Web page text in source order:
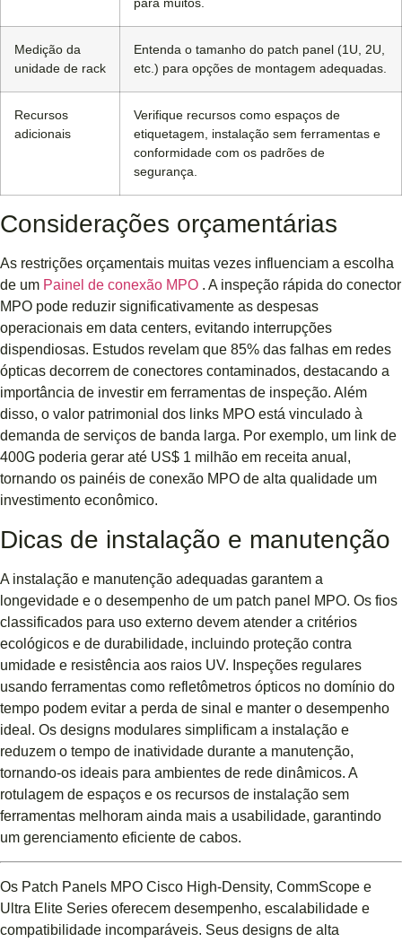
para muitos.
Medição da
unidade de rack
Entenda o tamanho do patch panel (1U, 2U,
etc.) para opções de montagem adequadas.
Recursos
adicionais
Verifique recursos como espaços de
etiquetagem, instalação sem ferramentas e
conformidade com os padrões de
segurança.
Considerações orçamentárias
As restrições orçamentais muitas vezes influenciam a escolha
de um Painel de conexão MPO . A inspeção rápida do conector
MPO pode reduzir significativamente as despesas
operacionais em data centers, evitando interrupções
dispendiosas. Estudos revelam que 85% das falhas em redes
ópticas decorrem de conectores contaminados, destacando a
importância de investir em ferramentas de inspeção. Além
disso, o valor patrimonial dos links MPO está vinculado à
demanda de serviços de banda larga. Por exemplo, um link de
400G poderia gerar até US$ 1 milhão em receita anual,
tornando os painéis de conexão MPO de alta qualidade um
investimento econômico.
Dicas de instalação e manutenção
A instalação e manutenção adequadas garantem a
longevidade e o desempenho de um patch panel MPO. Os fios
classificados para uso externo devem atender a critérios
ecológicos e de durabilidade, incluindo proteção contra
umidade e resistência aos raios UV. Inspeções regulares
usando ferramentas como refletômetros ópticos no domínio do
tempo podem evitar a perda de sinal e manter o desempenho
ideal. Os designs modulares simplificam a instalação e
reduzem o tempo de inatividade durante a manutenção,
tornando-os ideais para ambientes de rede dinâmicos. A
rotulagem de espaços e os recursos de instalação sem
ferramentas melhoram ainda mais a usabilidade, garantindo
um gerenciamento eficiente de cabos.
Os Patch Panels MPO Cisco High-Density, CommScope e
Ultra Elite Series oferecem desempenho, escalabilidade e
compatibilidade incomparáveis. Seus designs de alta